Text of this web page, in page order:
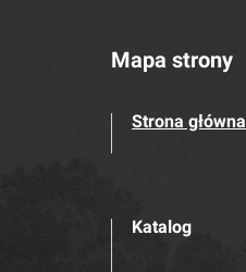
Mapa strony
Strona główna
Katalog